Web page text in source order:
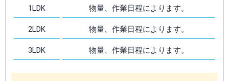
1LDK 物量、作業日程によります。
2LDK 物量、作業日程によります。
3LDK 物量、作業日程によります。